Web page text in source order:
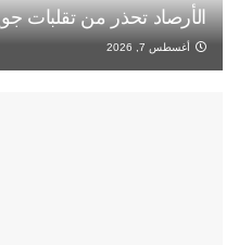
الأرصاد تحذر من تقلبات
أغسطس 7, 2026